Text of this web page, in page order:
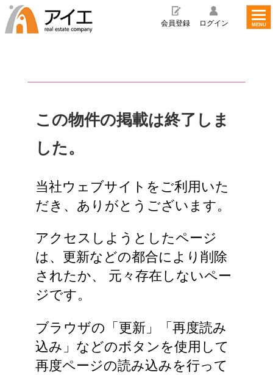
MENU
会員登録 ログイン
この物件の掲載は終了しま
した。
当社ウェブサイトをご利用いた
だき、ありがとうございます。
アクセスしようとしたページ
は、更新などの都合により削除
されたか、
元々存在しないペー
ジです。
ブラウザの「更新」「再度読み
込み」などのボタンを使用して
再度ページの読み込みを行って